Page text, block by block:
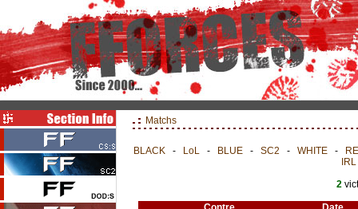
Matchs
BLACK - LoL - BLUE - SC2 - WHITE -
IRL
2